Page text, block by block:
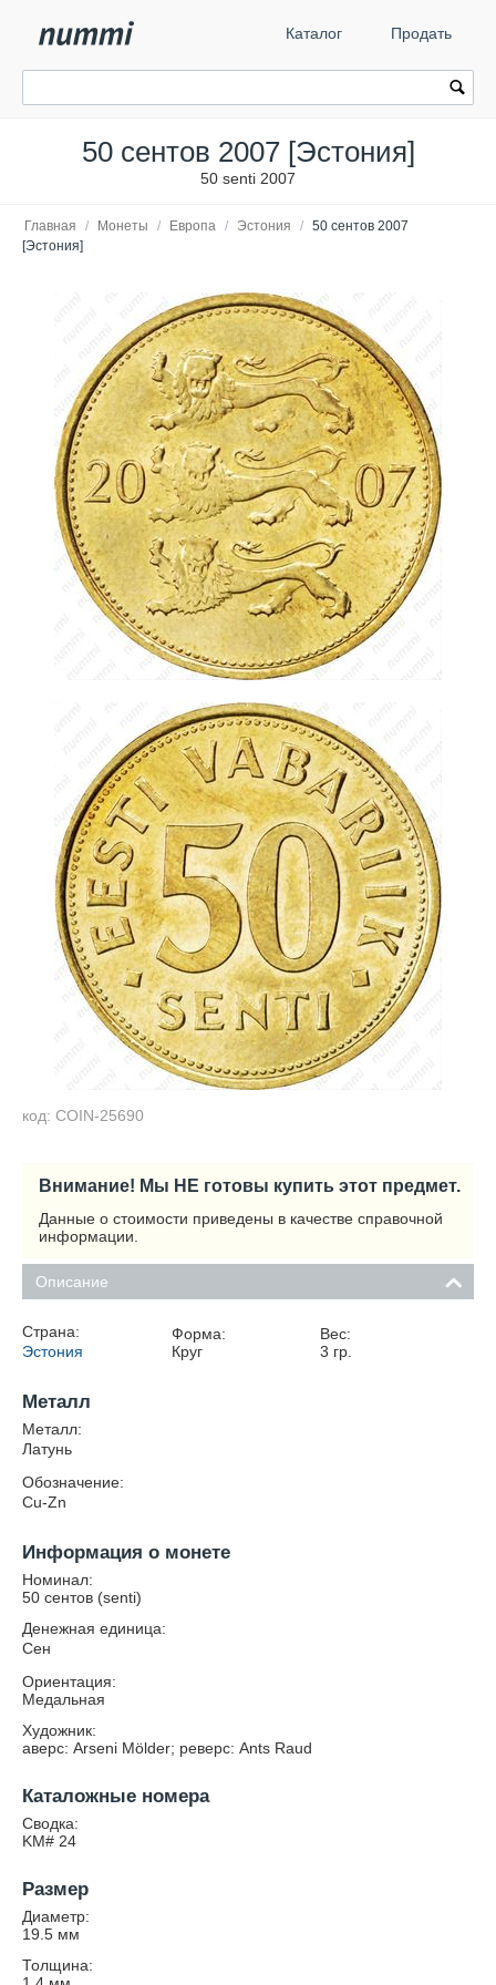
Каталог Продать
50 сентов 2007 [Эстония]
50 senti 2007
Главная / Монеты / Европа / Эстония / 50 сентов 2007
[Эстония]
код: COIN-25690
Внимание! Мы НЕ готовы купить этот предмет.
Данные о стоимости приведены в качестве справочной
информации.
Описание
Страна:
Эстония
Форма:
Круг
Вес:
3 гр.
Металл
Металл:
Латунь
Обозначение:
Cu-Zn
Информация о монете
Номинал:
50 сентов (senti)
Денежная единица:
Сен
Ориентация:
Медальная
Художник:
аверс: Arseni Mölder; реверс: Ants Raud
Каталожные номера
Сводка:
KM# 24
Размер
Диаметр:
19.5 мм
Толщина: